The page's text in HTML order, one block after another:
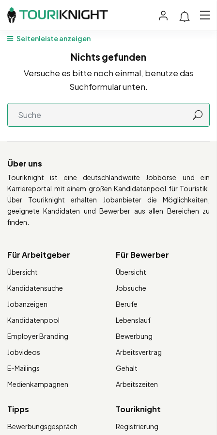
Seitenleiste anzeigen
Nichts gefunden
Versuche es bitte noch einmal, benutze das
Suchformular unten.
Über uns
Touriknight ist eine deutschlandweite Jobbörse und ein
Karriereportal mit einem großen Kandidatenpool für Touristik.
Über Touriknight erhalten Jobanbieter die Möglichkeiten,
geeignete Kandidaten und Bewerber aus allen Bereichen zu
finden.
Für Arbeitgeber
Übersicht
Kandidatensuche
Jobanzeigen
Kandidatenpool
Employer Branding
Jobvideos
E-Mailings
Medienkampagnen
Für Bewerber
Übersicht
Jobsuche
Berufe
Lebenslauf
Bewerbung
Arbeitsvertrag
Gehalt
Arbeitszeiten
Tipps
Bewerbungsgespräch
Touriknight
Registrierung